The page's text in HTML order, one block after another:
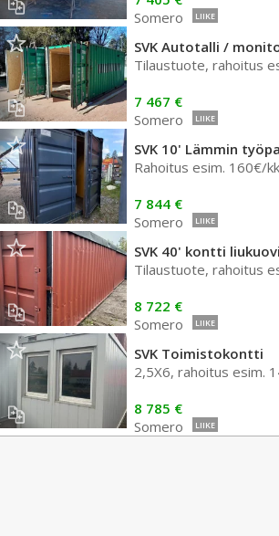
Somero
LIIKE
Tilaustuote, rahoitus
7 467 €
Somero
LIIKE
Rahoitus esim. 160€/kk
7 844 €
Somero
LIIKE
SVK 40' kontti
Tilaustuote, rahoitus
8 722 €
Somero
LIIKE
SVK Toimistokontti
2,5X6, rahoitus esim.
8 785 €
Somero
LIIKE